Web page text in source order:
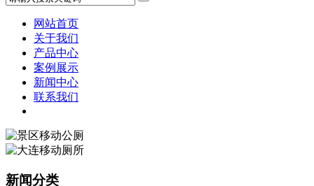
网站首页
关于我们
产品中心
案例展示
新闻中心
联系我们
新闻分类